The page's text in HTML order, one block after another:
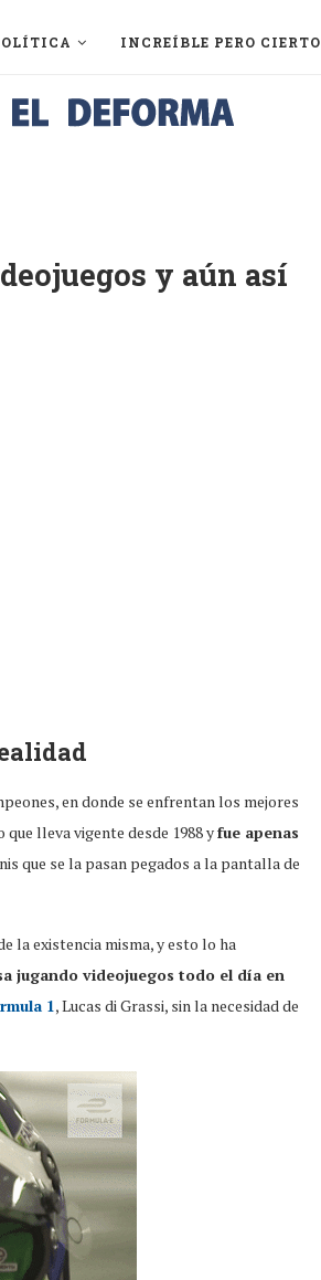
INCREÍBLE PERO CIERTO
y aún así
en donde se enfrentan los mejores
lleva vigente desde 1988 yfue apenas
que se la pasan pegados a la pantalla de
la existencia misma, y esto lo ha
jugando videojuegos todo el día en
1, Lucas di Grassi, sin la necesidad de